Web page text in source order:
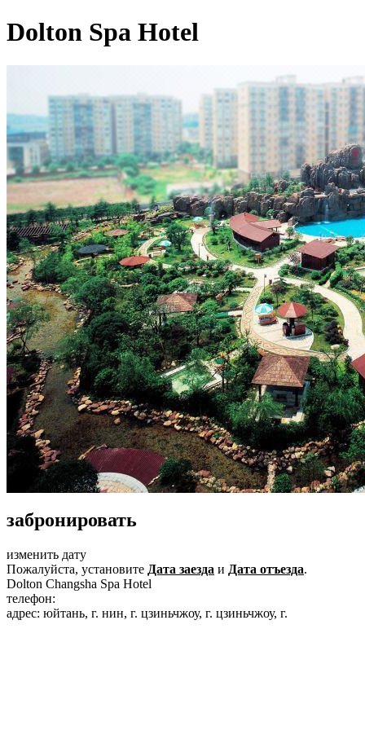
Dolton Spa Hotel
забронировать
изменить дату
Пожалуйста, установите Дата заезда и Дата отъезда.
Dolton Changsha Spa Hotel
телефон:
адрес: юйтань, г. нин, г. цзиньчжоу, г. цзиньчжоу, г.